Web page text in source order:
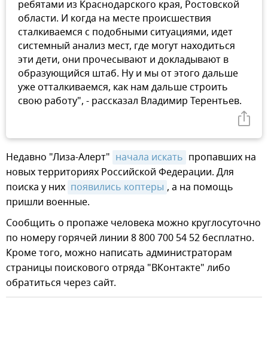
ребятами из Краснодарского края, Ростовской
области. И когда на месте происшествия
сталкиваемся с подобными ситуациями, идет
системный анализ мест, где могут находиться
эти дети, они прочесывают и докладывают в
образующийся штаб. Ну и мы от этого дальше
уже отталкиваемся, как нам дальше строить
свою работу", - рассказал Владимир Терентьев.
Недавно "Лиза-Алерт" начала искать пропавших на
новых территориях Российской Федерации. Для
поиска у них появились коптеры , а на помощь
пришли военные.
Сообщить о пропаже человека можно круглосуточно
по номеру горячей линии 8 800 700 54 52 бесплатно.
Кроме того, можно написать администраторам
страницы поискового отряда "ВКонтакте" либо
обратиться через сайт.